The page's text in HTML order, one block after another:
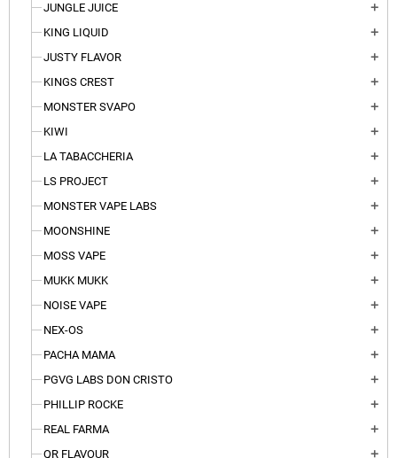
JUNGLE JUICE add
KING LIQUID add
JUSTY FLAVOR add
KINGS CREST add
MONSTER SVAPO add
KIWI add
LA TABACCHERIA add
LS PROJECT add
MONSTER VAPE LABS add
MOONSHINE add
MOSS VAPE add
MUKK MUKK add
NOISE VAPE add
NEX-OS add
PACHA MAMA add
PGVG LABS DON CRISTO add
PHILLIP ROCKE add
REAL FARMA add
QR FLAVOUR add